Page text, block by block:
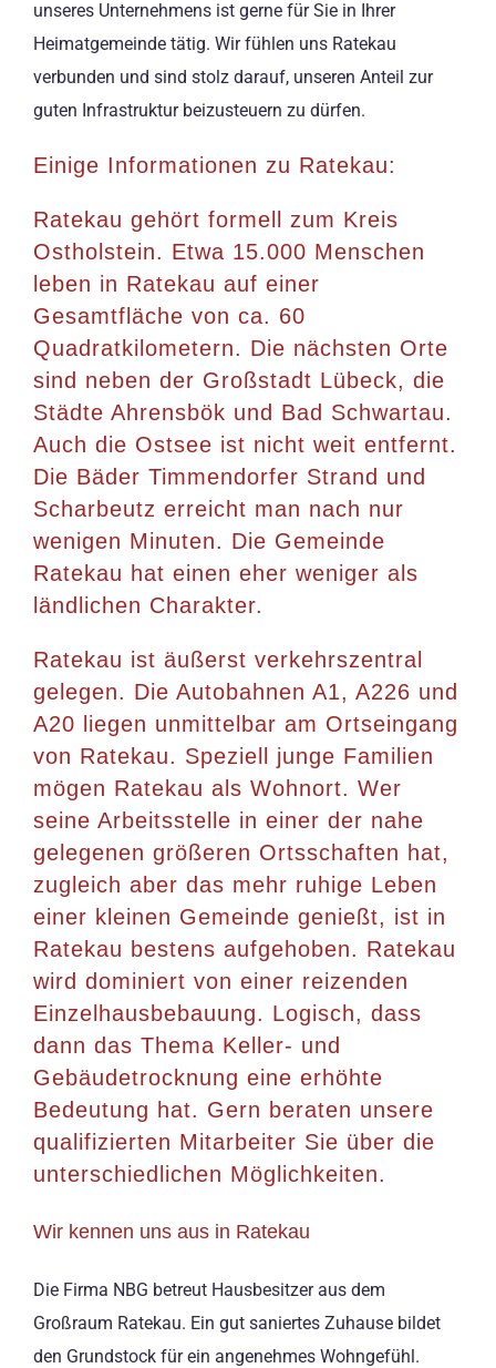
unseres Unternehmens ist gerne für Sie in Ihrer
Heimatgemeinde tätig. Wir fühlen uns Ratekau
verbunden und sind stolz darauf, unseren Anteil zur
guten Infrastruktur beizusteuern zu dürfen.
Einige Informationen zu Ratekau:
Ratekau gehört formell zum Kreis
Ostholstein. Etwa 15.000 Menschen
leben in Ratekau auf einer
Gesamtfläche von ca. 60
Quadratkilometern. Die nächsten Orte
sind neben der Großstadt Lübeck, die
Städte Ahrensbök und Bad Schwartau.
Auch die Ostsee ist nicht weit entfernt.
Die Bäder Timmendorfer Strand und
Scharbeutz erreicht man nach nur
wenigen Minuten. Die Gemeinde
Ratekau hat einen eher weniger als
ländlichen Charakter.
Ratekau ist äußerst verkehrszentral
gelegen. Die Autobahnen A1, A226 und
A20 liegen unmittelbar am Ortseingang
von Ratekau. Speziell junge Familien
mögen Ratekau als Wohnort. Wer
seine Arbeitsstelle in einer der nahe
gelegenen größeren Ortsschaften hat,
zugleich aber das mehr ruhige Leben
einer kleinen Gemeinde genießt, ist in
Ratekau bestens aufgehoben. Ratekau
wird dominiert von einer reizenden
Einzelhausbebauung. Logisch, dass
dann das Thema Keller- und
Gebäudetrocknung eine erhöhte
Bedeutung hat. Gern beraten unsere
qualifizierten Mitarbeiter Sie über die
unterschiedlichen Möglichkeiten.
Wir kennen uns aus in Ratekau
Die Firma NBG betreut Hausbesitzer aus dem
Großraum Ratekau. Ein gut saniertes Zuhause bildet
den Grundstock für ein angenehmes Wohngefühl.